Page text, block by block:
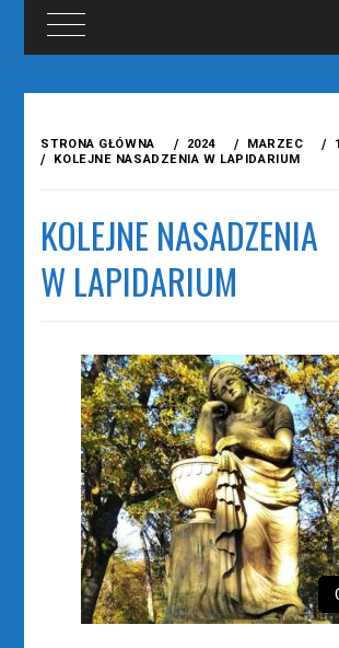
treści
STRONA GŁÓWNA 2024 MARZEC
KOLEJNE NASADZENIA W LAPIDARIUM
KOLEJNE NASADZENIA
W LAPIDARIUM